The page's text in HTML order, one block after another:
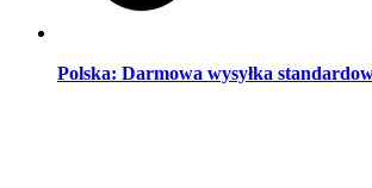
Polska: Darmowa wysyłka